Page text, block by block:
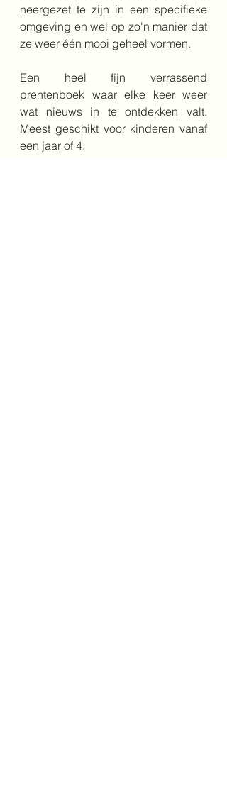
neergezet te zijn in een specifieke
omgeving en wel op zo'n manier dat
ze weer één mooi geheel vormen.
Een heel fijn verrassend
prentenboek waar elke keer weer
wat nieuws in te ontdekken valt.
Meest geschikt voor kinderen vanaf
een jaar of 4.